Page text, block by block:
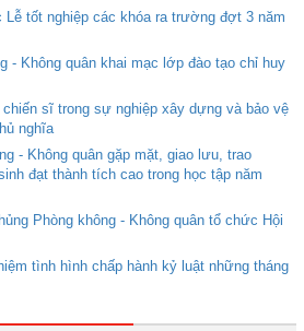
tốt nghiệp các khóa ra trường đợt 3 năm
- Không quân khai mạc lớp đào tạo chỉ huy
sĩ trong sự nghiệp xây dựng và bảo vệ
nghĩa
- Không quân gặp mặt, giao lưu, trao
đạt thành tích cao trong học tập năm
Phòng không - Không quân tổ chức Hội
tình hình chấp hành kỷ luật những tháng